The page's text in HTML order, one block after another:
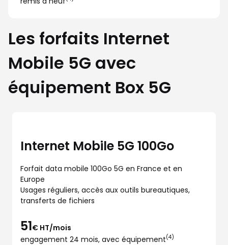
Les forfaits Internet
Mobile 5G avec
équipement Box 5G
Internet Mobile 5G 100Go
Forfait data mobile 100Go 5G en France et en
Europe
Usages réguliers, accès aux outils bureautiques,
transferts de fichiers
51€ HT/mois
engagement 24 mois, avec équipement(4)